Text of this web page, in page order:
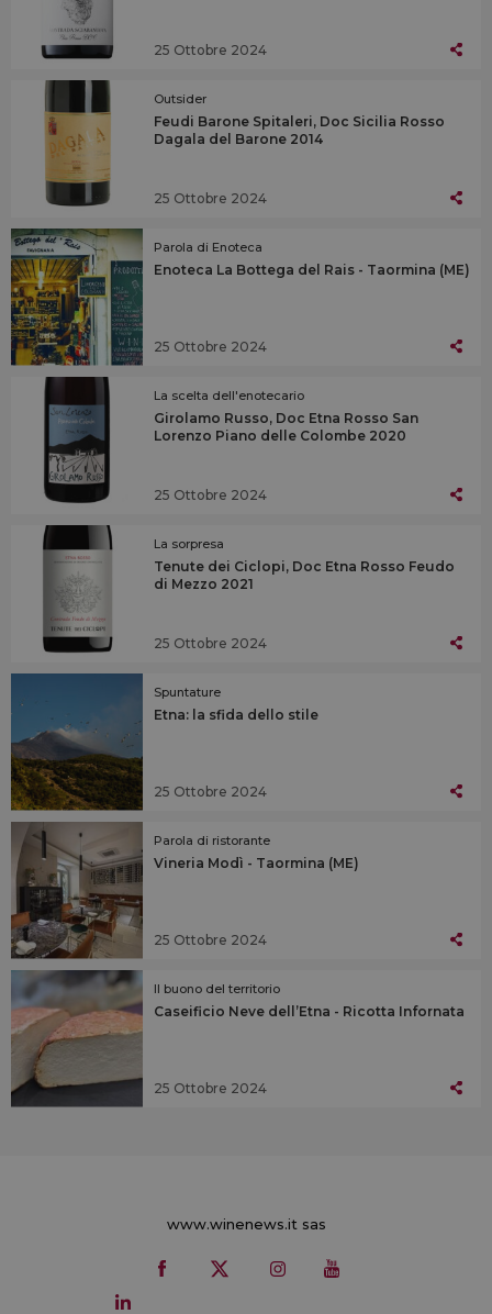
25 Ottobre 2024
Outsider
Feudi Barone Spitaleri, Doc Sicilia Rosso
Dagala del Barone 2014
25 Ottobre 2024
Parola di Enoteca
Enoteca La Bottega del Rais - Taormina (ME)
25 Ottobre 2024
La scelta dell'enotecario
Girolamo Russo, Doc Etna Rosso San
Lorenzo Piano delle Colombe 2020
25 Ottobre 2024
La sorpresa
Tenute dei Ciclopi, Doc Etna Rosso Feudo
di Mezzo 2021
25 Ottobre 2024
Spuntature
Etna: la sfida dello stile
25 Ottobre 2024
Parola di ristorante
Vineria Modì - Taormina (ME)
25 Ottobre 2024
Il buono del territorio
Caseificio Neve dell’Etna - Ricotta Infornata
25 Ottobre 2024
www.winenews.it sas